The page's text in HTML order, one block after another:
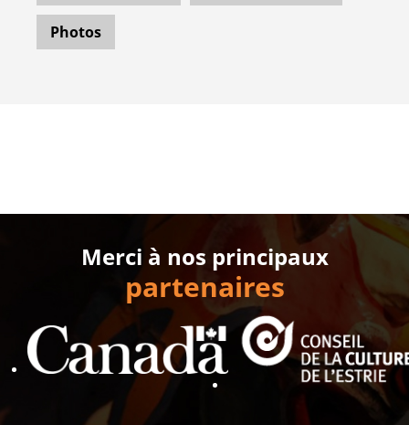
Photos
Merci à nos principaux
partenaires